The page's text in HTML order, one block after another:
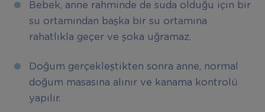
Bebek, anne rahminde de suda olduğu için bir
su ortamından başka bir su ortamına
rahatlıkla geçer ve şoka uğramaz.
Doğum gerçekleştikten sonra anne, normal
doğum masasına alınır ve kanama kontrolü
yapılır.